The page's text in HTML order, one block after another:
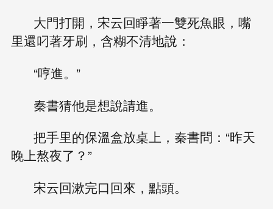
大門打開，宋云回睜著一雙死魚眼，嘴
里還叼著牙刷，含糊不清地說：
“哼進。”
秦書猜他是想說請進。
把手里的保溫盒放桌上，秦書問：“昨天
晚上熬夜了？”
宋云回漱完口回來，點頭。